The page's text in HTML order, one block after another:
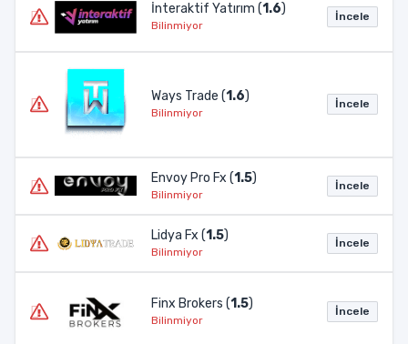
İnteraktif Yatırım (1.6)
Bilinmiyor
İncele
Ways Trade (1.6)
Bilinmiyor
İncele
Envoy Pro Fx (1.5)
Bilinmiyor
İncele
Lidya Fx (1.5)
Bilinmiyor
İncele
Finx Brokers (1.5)
Bilinmiyor
İncele